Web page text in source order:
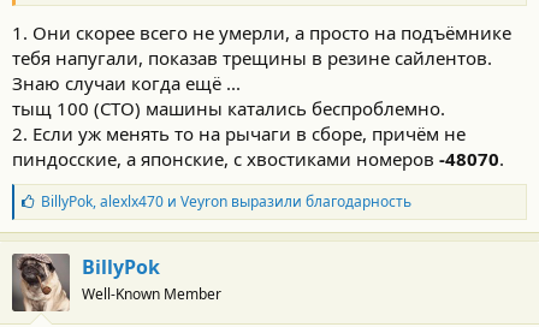
1. Они скорее всего не умерли, а просто на подъёмнике
тебя напугали, показав трещины в резине сайлентов.
Знаю случаи когда ещё ...
тыщ 100 (СТО) машины катались беспроблемно.
2. Если уж менять то на рычаги в сборе, причём не
пиндосские, а японские, с хвостиками номеров -48070.
Б
л
а
г
о
д
а
BillyPok,alexlx470и Veyronвыразили благодарность
BillyPok
Well-Known Member